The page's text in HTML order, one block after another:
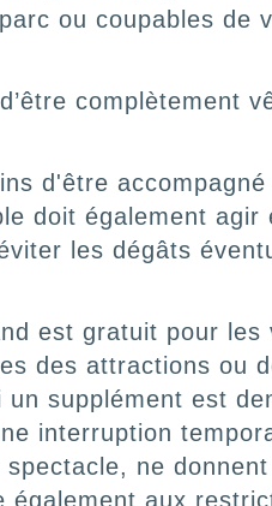
ou coupables de
complètement
d'être
doit également
les dégâts
est gratuit pour
des attractions ou
supplément est
interruption
ne
aux